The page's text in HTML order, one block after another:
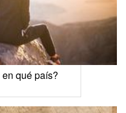
qué país?